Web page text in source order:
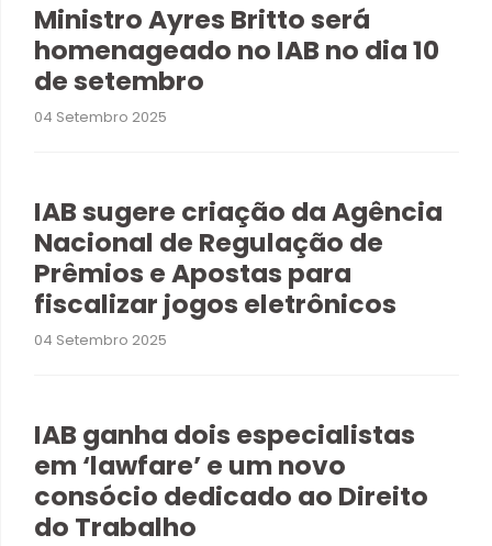
Ministro Ayres Britto será
homenageado no IAB no dia 10
de setembro
04 Setembro 2025
IAB sugere criação da Agência
Nacional de Regulação de
Prêmios e Apostas para
fiscalizar jogos eletrônicos
04 Setembro 2025
IAB ganha dois especialistas
em ‘lawfare’ e um novo
consócio dedicado ao Direito
do Trabalho